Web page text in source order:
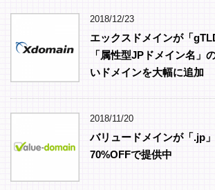
2018/12/23
エックスドメインが「
「属性型JPドメイン名」
いドメインを大幅に追加
2018/11/20
バリュードメインが「.jp
70%OFFで提供中